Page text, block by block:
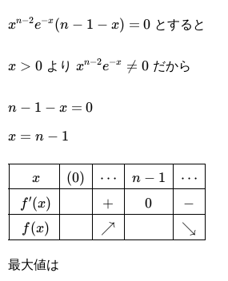
x^{n-
1-
x)=0
xn−2e−x(n − 1 − x) = 0 とすると
x>0
x > 0より x^{n-
xn−2e−x 
= 0だから
n-1-
x=0
n − 1 − x = 0
x=n-
1
x = n − 1
(0)&\cdots&n-
\\\hline
x
f′(x)
f(x)
(0)
⋯
+
↗
n − 1
0
⋯
−
↘
最大値は